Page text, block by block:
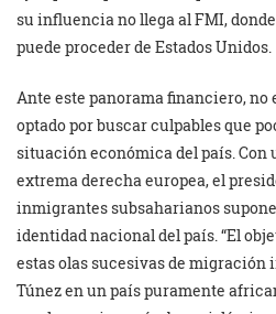
su influencia no llega al FMI,
puede proceder de Estados Unidos.
Ante este panorama financiero, no
optado por buscar culpables que
situación económica del país. Con
extrema derecha europea, el
inmigrantes subsaharianos
identidad nacional del país. “El
estas olas sucesivas de
Túnez en un país puramente